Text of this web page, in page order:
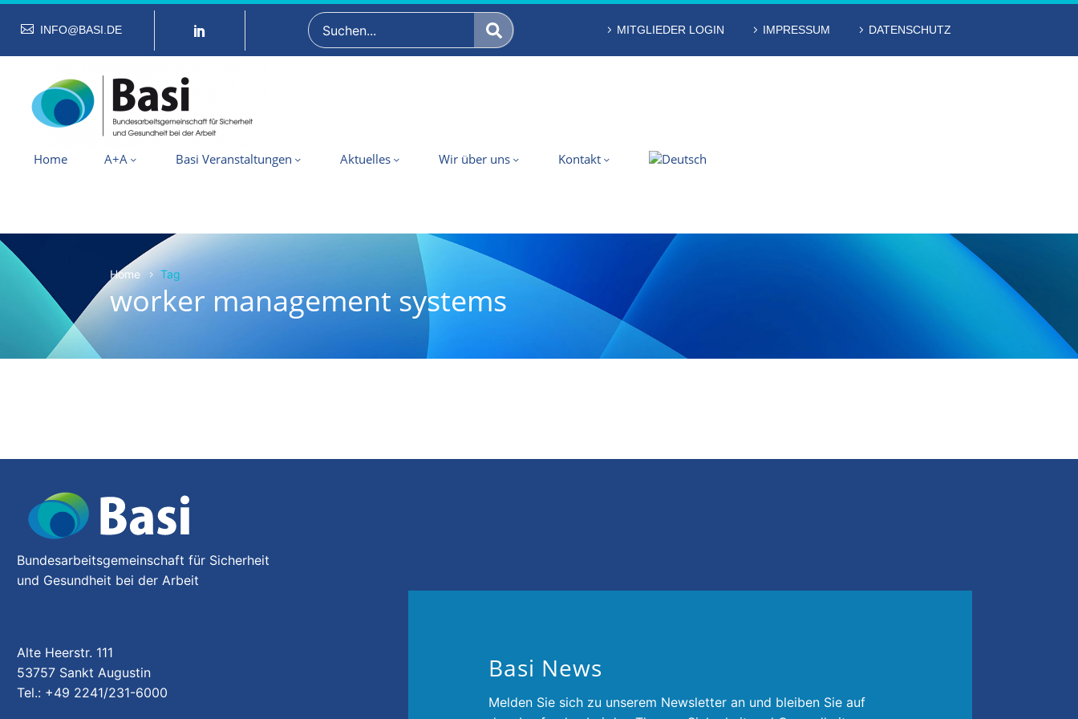
INFO@BASI.DE MITGLIEDER LOGIN IMPRESSUM DATENSCHUTZ
Home A+A Basi Veranstaltungen Aktuelles Wir über uns Kontakt
Home Tag
worker management systems
Bundesarbeitsgemeinschaft für Sicherheit
und Gesundheit bei der Arbeit
Alte Heerstr. 111
53757 Sankt Augustin
Tel.: +49 2241/231-6000
Basi News
Melden Sie sich zu unserem Newsletter an und bleiben Sie auf